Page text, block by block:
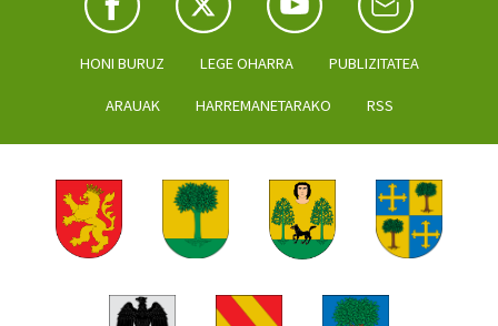
HONI BURUZ LEGE OHARRA PUBLIZITATEA
ARAUAK HARREMANETARAKO RSS